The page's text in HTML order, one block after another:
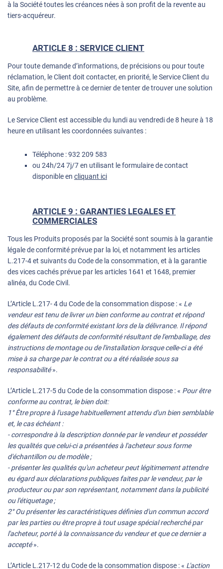
à la Société toutes les créances nées à son profit de la revente au
tiers-acquéreur.
ARTICLE 8 : SERVICE CLIENT
Pour toute demande d’informations, de précisions ou pour toute
réclamation, le Client doit contacter, en priorité, le Service Client du
Site, afin de permettre à ce dernier de tenter de trouver une solution
au problème.
Le Service Client est accessible du lundi au vendredi de 8 heure à 18
heure en utilisant les coordonnées suivantes :
Téléphone :932 209 583
ou 24h/24 7j/7 en utilisant le formulaire de contact
disponible en cliquant ici
ARTICLE 9 : GARANTIES LEGALES ET
COMMERCIALES
Tous les Produits proposés par la Société sont soumis à la garantie
légale de conformité prévue par la loi, et notamment les articles
L.217-4 et suivants du Code de la consommation, et à la garantie
des vices cachés prévue par les articles 1641 et 1648, premier
alinéa, du Code Civil.
L’Article L.217- 4 du Code de la consommation dispose : « Le
vendeur est tenu de livrer un bien conforme au contrat et répond
des défauts de conformité existant lors de la délivrance. Il répond
également des défauts de conformité résultant de l'emballage, des
instructions de montage ou de l'installation lorsque celle-ci a été
mise à sa charge par le contrat ou a été réalisée sous sa
responsabilité».
L’Article L.217-5 du Code de la consommation dispose : « Pour être
conforme au contrat, le bien doit:
1° Être propre à l'usage habituellement attendu d'un bien semblable
et, le cas échéant :
- correspondre à la description donnée par le vendeur et posséder
les qualités que celui-ci a présentées à l'acheteur sous forme
d'échantillon ou de modèle ;
- présenter les qualités qu'un acheteur peut légitimement attendre
eu égard aux déclarations publiques faites par le vendeur, par le
producteur ou par son représentant, notamment dans la publicité
ou l'étiquetage ;
2° Ou présenter les caractéristiques définies d'un commun accord
par les parties ou être propre à tout usage spécial recherché par
l'acheteur, porté à la connaissance du vendeur et que ce dernier a
accepté».
L’Article L.217-12 du Code de la consommation dispose : « L'action